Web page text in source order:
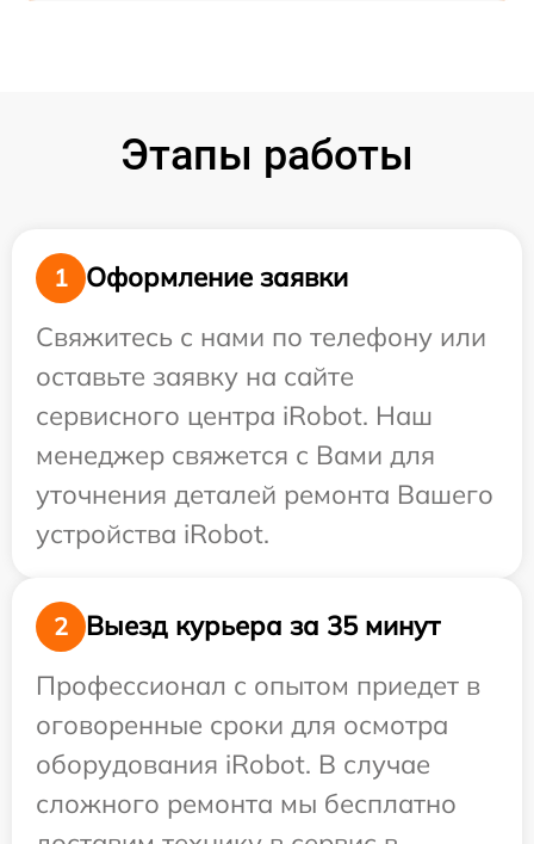
Этапы работы
1
Оформление заявки
Свяжитесь с нами по телефону или
оставьте заявку на сайте
сервисного центра iRobot. Наш
менеджер свяжется с Вами для
уточнения деталей ремонта Вашего
устройства iRobot.
2
Выезд курьера за 35 минут
Профессионал с опытом приедет в
оговоренные сроки для осмотра
оборудования iRobot. В случае
сложного ремонта мы бесплатно